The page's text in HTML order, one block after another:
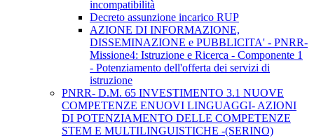
incompatibilità
Decreto assunzione incarico RUP
AZIONE DI INFORMAZIONE,
DISSEMINAZIONE e PUBBLICITA' - PNRR-
Missione4: Istruzione e Ricerca - Componente 1
- Potenziamento dell'offerta dei servizi di
istruzione
PNRR- D.M. 65 INVESTIMENTO 3.1 NUOVE
COMPETENZE ENUOVI LINGUAGGI- AZIONI
DI POTENZIAMENTO DELLE COMPETENZE
STEM E MULTILINGUISTICHE -(SERINO)